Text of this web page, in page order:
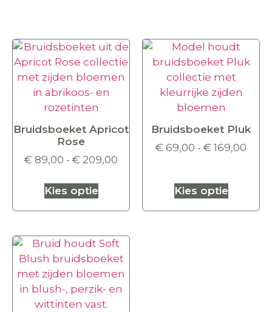
Bruidsboeket Apricot
Rose
€ 89,00 - € 209,00
Kies optie
Bruidsboeket Pluk
€ 69,00 - € 169,00
Kies optie